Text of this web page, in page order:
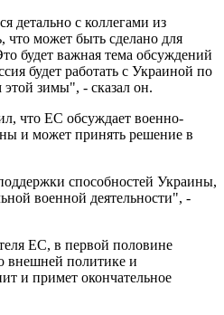
детально с коллегами из
может быть сделано для
будет важная тема обсуждений
будет работать с Украиной по
зимы", - сказал он.
что ЕС обсуждает военно-
и может принять решение в
способностей Украины,
военной деятельности", -
ЕС, в первой половине
внешней политике и
и примет окончательное